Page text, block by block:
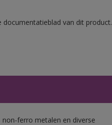
van dit product.
ferro metalen en diverse